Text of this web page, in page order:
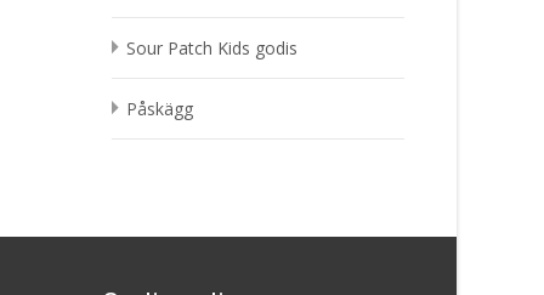
Sour Patch Kids godis
Påskägg